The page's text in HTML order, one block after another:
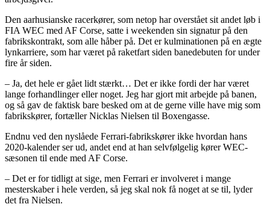
Den aarhusianske racerkører, som netop har overstået sit andet løb i
FIA WEC med AF Corse, satte i weekenden sin signatur på den
fabrikskontrakt, som alle håber på. Det er kulminationen på en ægte
lynkarriere, som har været på raketfart siden banedebuten for under
fire år siden.
– Ja, det hele er gået lidt stærkt… Det er ikke fordi der har været
lange forhandlinger eller noget. Jeg har gjort mit arbejde på banen,
og så gav de faktisk bare besked om at de gerne ville have mig som
fabrikskører, fortæller Nicklas Nielsen til Boxengasse.
Endnu ved den nyslåede Ferrari-fabrikskører ikke hvordan hans
2020-kalender ser ud, andet end at han selvfølgelig kører WEC-
sæsonen til ende med AF Corse.
– Det er for tidligt at sige, men Ferrari er involveret i mange
mesterskaber i hele verden, så jeg skal nok få noget at se til, lyder
det fra Nielsen.